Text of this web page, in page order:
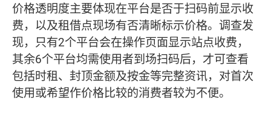
价格透明度主要体现在平台是否于扫码前显示收
费，以及租借点现场有否清晰标示价格。调查发
现，只有2个平台会在操作页面显示站点收费，
其余6个平台均需使用者到场扫码后，才可查看
包括时租、封顶金额及按金等完整资讯，对首次
使用或希望作价格比较的消费者较为不便。